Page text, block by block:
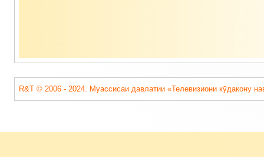
R&T © 2006 - 2024. Муассисаи давлатии «Телевизиони кӯдакону